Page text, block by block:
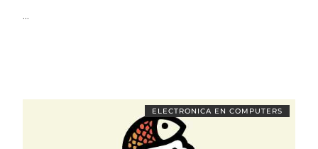
...
ELECTRONICA EN COMPUTERS